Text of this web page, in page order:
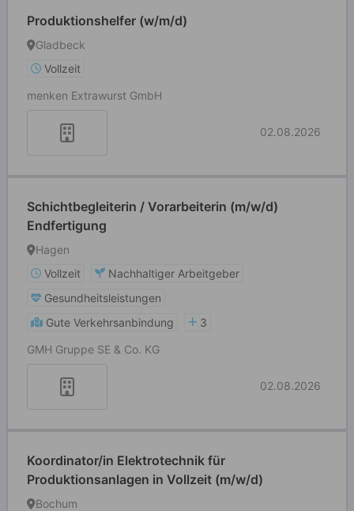
Produktionshelfer (w/m/d)
Gladbeck
Vollzeit
menken Extrawurst GmbH
02.08.2026
Schichtbegleiterin / Vorarbeiterin (m/w/d)
Endfertigung
Hagen
Vollzeit
Nachhaltiger Arbeitgeber
Gesundheitsleistungen
Gute Verkehrsanbindung
3
GMH Gruppe SE & Co. KG
02.08.2026
Koordinator/in Elektrotechnik für
Produktionsanlagen in Vollzeit (m/w/d)
Bochum